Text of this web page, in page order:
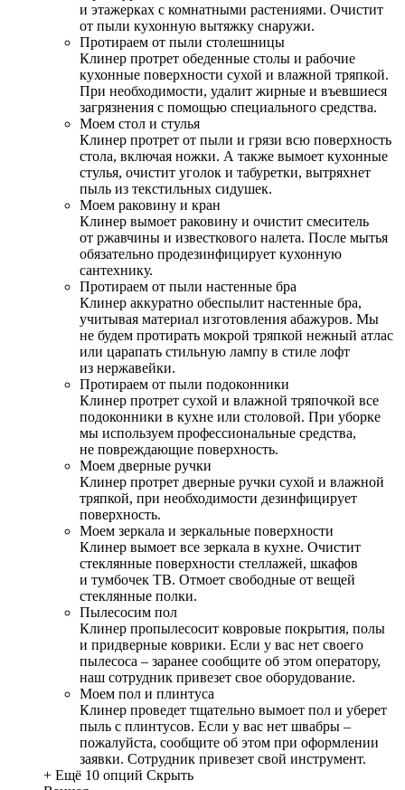
и этажерках с комнатными растениями. Очистит
от пыли кухонную вытяжку снаружи.
Протираем от пыли столешницы
Клинер протрет обеденные столы и рабочие
кухонные поверхности сухой и влажной тряпкой.
При необходимости, удалит жирные и въевшиеся
загрязнения с помощью специального средства.
Моем стол и стулья
Клинер протрет от пыли и грязи всю поверхность
стола, включая ножки. А также вымоет кухонные
стулья, очистит уголок и табуретки, вытряхнет
пыль из текстильных сидушек.
Моем раковину и кран
Клинер вымоет раковину и очистит смеситель
от ржавчины и известкового налета. После мытья
обязательно продезинфицирует кухонную
сантехнику.
Протираем от пыли настенные бра
Клинер аккуратно обеспылит настенные бра,
учитывая материал изготовления абажуров. Мы
не будем протирать мокрой тряпкой нежный атлас
или царапать стильную лампу в стиле лофт
из нержавейки.
Протираем от пыли подоконники
Клинер протрет сухой и влажной тряпочкой все
подоконники в кухне или столовой. При уборке
мы используем профессиональные средства,
не повреждающие поверхность.
Моем дверные ручки
Клинер протрет дверные ручки сухой и влажной
тряпкой, при необходимости дезинфицирует
поверхность.
Моем зеркала и зеркальные поверхности
Клинер вымоет все зеркала в кухне. Очистит
стеклянные поверхности стеллажей, шкафов
и тумбочек ТВ. Отмоет свободные от вещей
стеклянные полки.
Пылесосим пол
Клинер пропылесосит ковровые покрытия, полы
и придверные коврики. Если у вас нет своего
пылесоса – заранее сообщите об этом оператору,
наш сотрудник привезет свое оборудование.
Моем пол и плинтуса
Клинер проведет тщательно вымоет пол и уберет
пыль с плинтусов. Если у вас нет швабры –
пожалуйста, сообщите об этом при оформлении
заявки. Сотрудник привезет свой инструмент.
+ Ещё 10 опций Скрыть